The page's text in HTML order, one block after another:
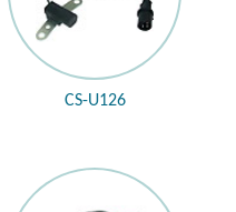
CS-U126